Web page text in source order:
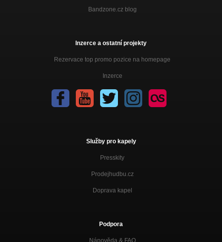
Bandzone.cz blog
Inzerce a ostatní projekty
Rezervace top promo pozice na homepage
Inzerce
Služby pro kapely
Presskity
Prodejhudbu.cz
Doprava kapel
Podpora
Nápověda & FAQ